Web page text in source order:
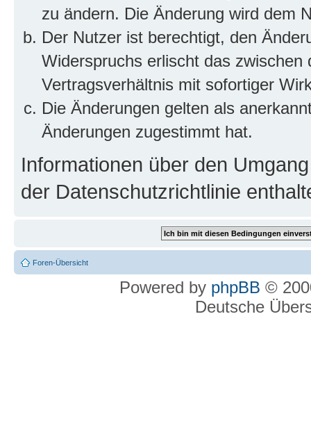
zu ändern. Die Änderung wird dem
Der Nutzer ist berechtigt, den
Widerspruchs erlischt das
Vertragsverhältnis mit sofortiger
Die Änderungen gelten als
Änderungen zugestimmt hat.
Informationen über den
der Datenschutzrichtlinie
Foren-Übersicht
Powered by phpBB ©
Deutsche